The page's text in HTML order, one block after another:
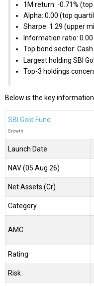
1M return: -0.71% (top
Alpha: 0.00 (top
Sharpe: 1.29 (upper
Information ratio:
Top bond sector: Cash
Largest holding SBI
Top-3 holdings
Below is the key information
SBI Gold Fund
Growth
Launch Date
NAV (05 Aug 26)
Net Assets (Cr)
Category
AMC
Rating
Risk